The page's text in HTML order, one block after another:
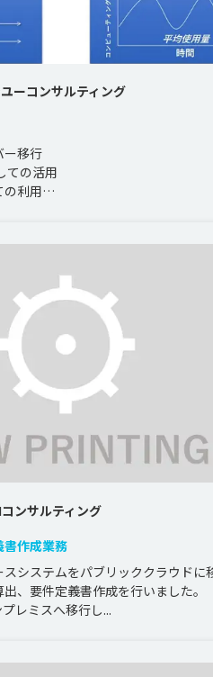
ーコンサルティング
ー移行
ての活用
の利用
ンサルティング
書作成業務
システムをパブリッククラウドに
、要件定義書作成を行いました。
レミスへ移行し...